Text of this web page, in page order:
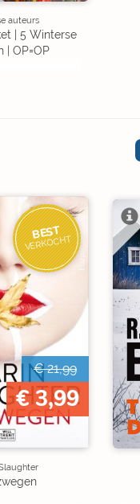
auteurs
| 5 Winterse
| OP=OP
BEST
VERKOCHT
€ 21,99
€ 3,99